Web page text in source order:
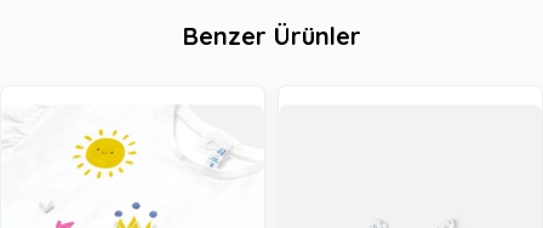
Benzer Ürünler